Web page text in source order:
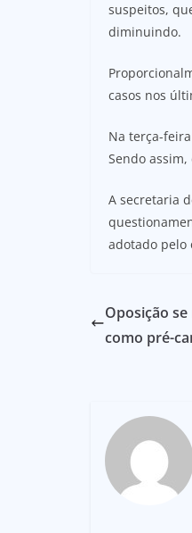
suspeitos,
diminuindo.
casos nos
Na terça-
Sendo
A secretaria
adotado pelo
Oposição
como pré-